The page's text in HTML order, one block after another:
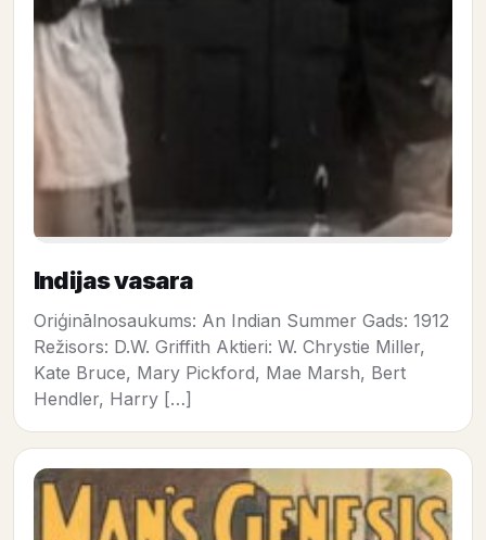
Indijas vasara
Oriģinālnosaukums: An Indian Summer Gads: 1912
Režisors: D.W. Griffith Aktieri: W. Chrystie Miller,
Kate Bruce, Mary Pickford, Mae Marsh, Bert
Hendler, Harry […]